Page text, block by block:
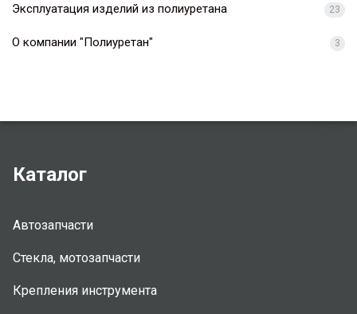
Эксплуатация изделий из полиуретана 23
О компании "Полиуретан" 3
Каталог
Автозапчасти
Стекла, мотозапчасти
Крепления инструмента